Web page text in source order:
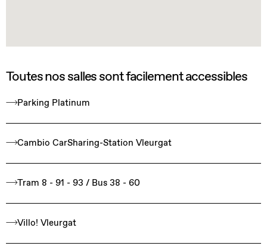
Toutes nos salles sont facilement accessibles
Parking Platinum
Cambio CarSharing-Station Vleurgat
Tram 8 - 91 - 93 / Bus 38 - 60
Villo! Vleurgat